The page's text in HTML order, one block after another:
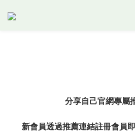
分享自己官網專屬
新會員透過推薦連結註冊會員